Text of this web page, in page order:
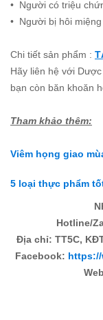
• Người có triệu
• Người bị hôi miệng
Chi tiết sản phẩm :
Hãy liên hệ với D
bạn còn băn khoăn
Tham khảo thêm:
Viêm họng giao
5 loại thực phẩm
Hotline/
Địa chỉ: TT5C,
Facebook: https://